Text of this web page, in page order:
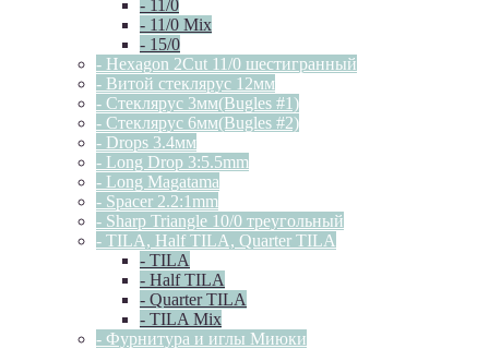
- 11/0
- 11/0 Mix
- 15/0
- Hexagon 2Cut 11/0 шестигранный
- Витой стеклярус 12мм
- Стеклярус 3мм(Bugles #1)
- Стеклярус 6мм(Bugles #2)
- Drops 3.4мм
- Long Drop 3:5.5mm
- Long Magatama
- Spacer 2.2:1mm
- Sharp Triangle 10/0 треугольный
- TILA, Half TILA, Quarter TILA
- TILA
- Half TILA
- Quarter TILA
- TILA Mix
- Фурнитура и иглы Миюки